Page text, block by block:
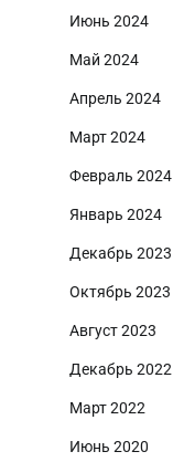
Июнь 2024
Май 2024
Апрель 2024
Март 2024
Февраль 2024
Январь 2024
Декабрь 2023
Октябрь 2023
Август 2023
Декабрь 2022
Март 2022
Июнь 2020